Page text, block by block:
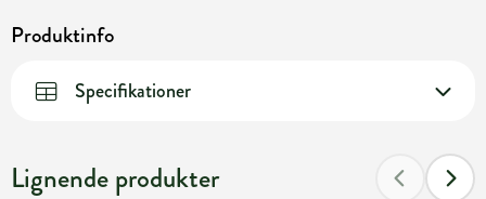
Produktinfo
Specifikationer
Lignende produkter